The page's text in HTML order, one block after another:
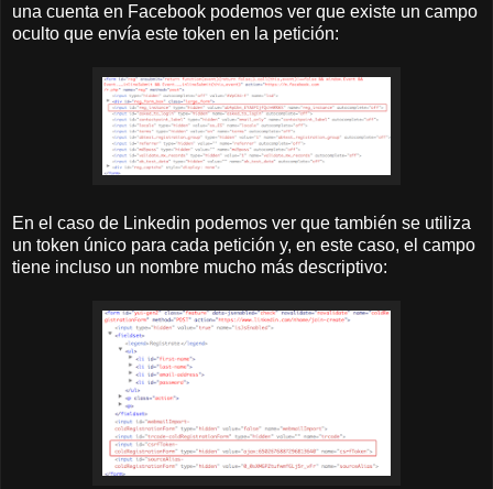
una cuenta en Facebook podemos ver que existe un campo
oculto que envía este token en la petición:
En el caso de Linkedin podemos ver que también se utiliza
un token único para cada petición y, en este caso, el campo
tiene incluso un nombre mucho más descriptivo: